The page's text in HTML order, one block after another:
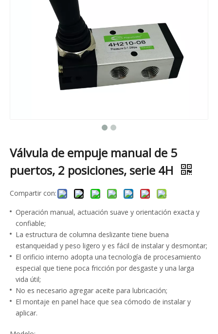
Válvula de empuje manual de 5
puertos, 2 posiciones, serie 4H
Compartir con:
Operación manual, actuación suave y orientación exacta y
confiable;
La estructura de columna deslizante tiene buena
estanqueidad y peso ligero y es fácil de instalar y desmontar;
El orificio interno adopta una tecnología de procesamiento
especial que tiene poca fricción por desgaste y una larga
vida útil;
No es necesario agregar aceite para lubricación;
El montaje en panel hace que sea cómodo de instalar y
aplicar.